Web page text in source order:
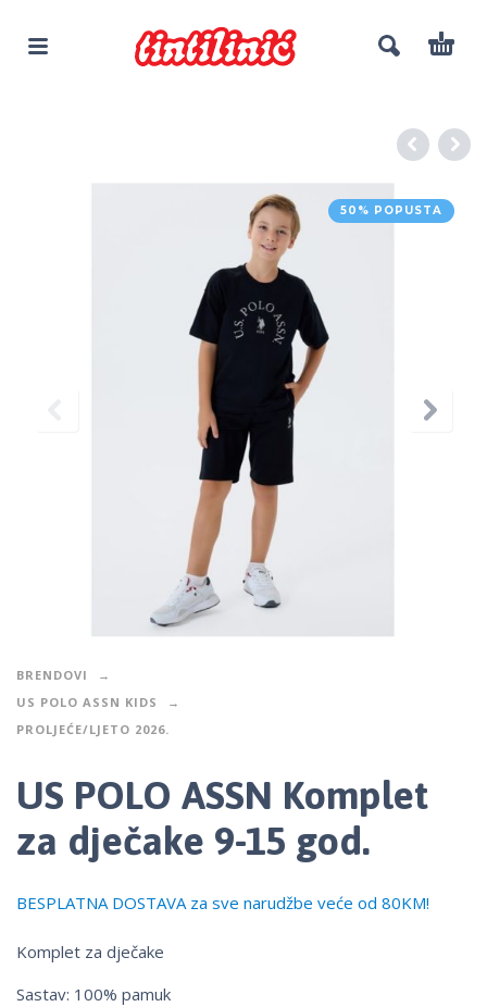
50% POPUSTA
BRENDOVI
US POLO ASSN KIDS
PROLJEĆE/LJETO 2026.
US POLO ASSN Komplet
za dječake 9-15 god.
BESPLATNA DOSTAVA za sve narudžbe veće od 80KM!
Komplet za dječake
Sastav: 100% pamuk